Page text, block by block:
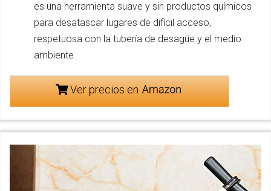
es una herramienta suave y sin productos químicos
para desatascar lugares de difícil acceso,
respetuosa con la tubería de desagüe y el medio
ambiente.
Ver precios en